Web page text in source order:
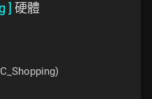
] 硬體